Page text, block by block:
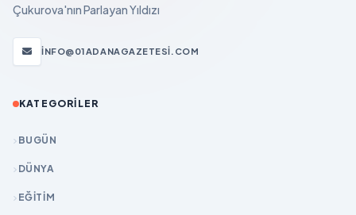
Çukurova'nın Parlayan Yıldızı
INFO@01ADANAGAZETESI.COM
KATEGORILER
BUGÜN
DÜNYA
EĞİTİM